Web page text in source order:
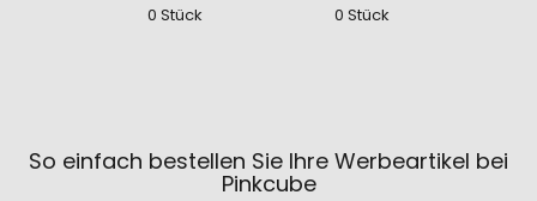
0 Stück
0 Stück
So einfach bestellen Sie Ihre Werbeartikel bei
Pinkcube